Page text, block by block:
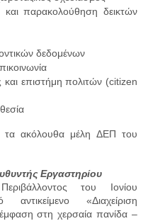
και παρακολούθηση δεικτών
δεδομένων
επιστήμη πολιτών (citizen
τα ακόλουθα μέλη ΔΕΠ του
Εργαστηρίου
του Ιονίου
«Διαχείριση
στη χερσαία πανίδα –